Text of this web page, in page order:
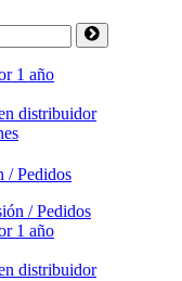
1 año
distribuidor
/ Pedidos
/ Pedidos
1 año
distribuidor